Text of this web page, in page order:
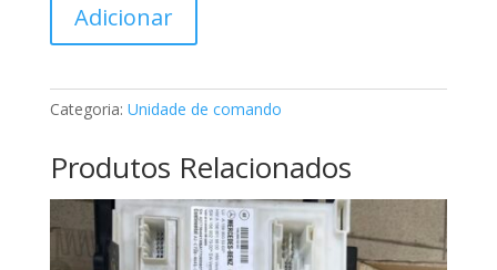
Unidade
comando
A0075459332
Adicionar
Categoria: Unidade de comando
Produtos Relacionados